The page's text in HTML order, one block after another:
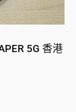
5G 香港